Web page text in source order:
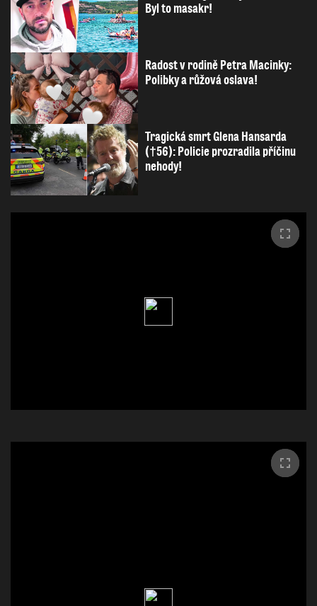
Byl to masakr!
Radost v rodině Petra Macinky:
Polibky a růžová oslava!
Tragická smrt Glena Hansarda
(†56): Policie prozradila příčinu
nehody!